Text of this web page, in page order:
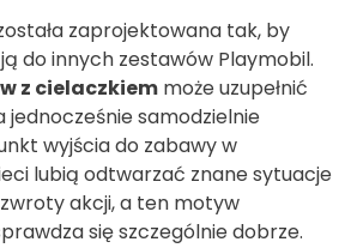
zaprojektowana tak, by
do innych zestawów Playmobil.
z cielaczkiem może uzupełnić
jednocześnie samodzielnie
wyjścia do zabawy w
lubią odtwarzać znane sytuacje
akcji, a ten motyw
się szczególnie dobrze.